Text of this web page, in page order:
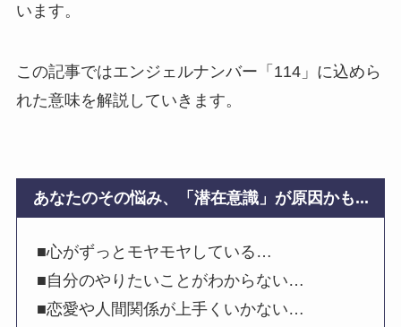
います。
この記事ではエンジェルナンバー「114」に込めら
れた意味を解説していきます。
あなたのその悩み、「潜在意識」が原因かも...
■心がずっとモヤモヤしている…
■自分のやりたいことがわからない…
■恋愛や人間関係が上手くいかない…